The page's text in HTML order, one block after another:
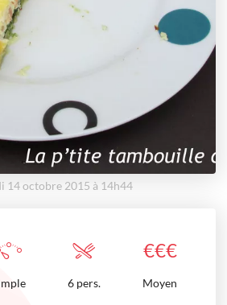
14 octobre 2015 à 14h44
€€€
6 pers. Moyen